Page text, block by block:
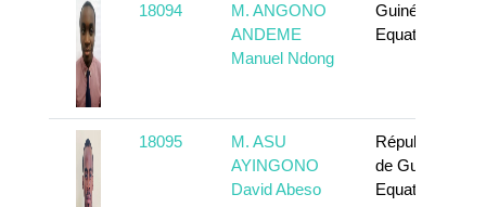
18094
M. ANGONO
ANDEME
Manuel Ndong
Guinée
Equatoriale
18095
M. ASU
AYINGONO
David Abeso
République
de Guinée
Equatoriale